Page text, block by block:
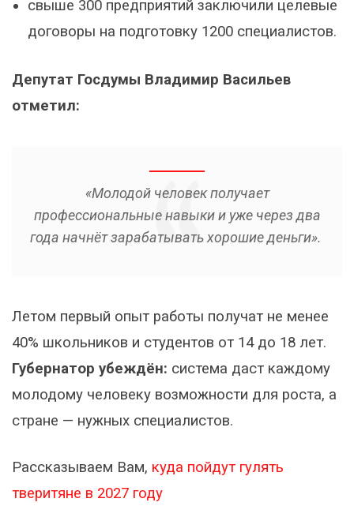
свыше 300 предприятий заключили целевые
договоры на подготовку 1200 специалистов.
Депутат Госдумы Владимир Васильев
отметил:
«Молодой человек получает
профессиональные навыки и уже через два
года начнёт зарабатывать хорошие деньги».
Летом первый опыт работы получат не менее
40% школьников и студентов от 14 до 18 лет.
Губернатор убеждён: система даст каждому
молодому человеку возможности для роста, а
стране — нужных специалистов.
Рассказываем Вам, куда пойдут гулять
тверитяне в 2027 году